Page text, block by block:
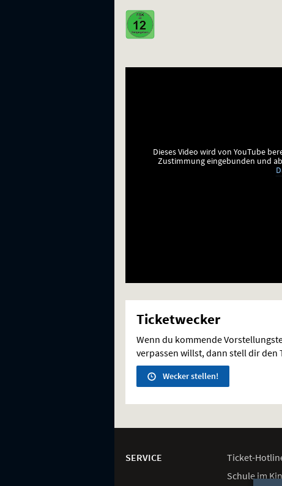
Dieses Video wird von YouTube
Zustimmung eingebunden und
Ticketwecker
Wenn du kommende
verpassen willst, dann stell dir den
Wecker stellen!
SERVICE Ticket-
Schule im